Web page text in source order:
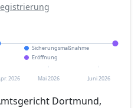
Sicherungsmaßnahme
Eröffnung
2026 Mai 2026 Juni 2026
Dortmund,